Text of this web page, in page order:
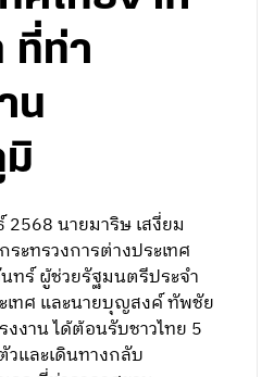
ที่ท่า
น
นายมาริษ เสงี่ยม
ะทรวงการต่างประเทศ
ทร์ ผู้ช่วยรัฐมนตรีประจำ
เทศ และนายบุญสงค์ ทัพชัย
งาน ได้ต้อนรับชาวไทย 5
และเดินทางกลับ